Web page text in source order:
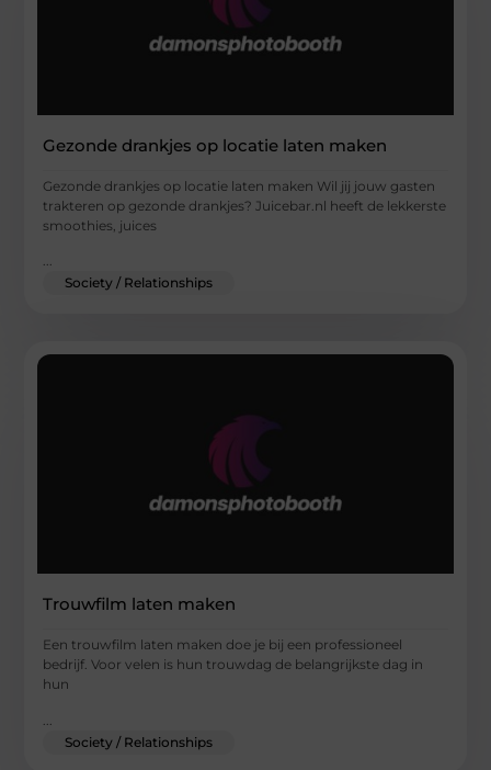
Gezonde drankjes op locatie laten maken
Gezonde drankjes op locatie laten maken Wil jij jouw gasten
trakteren op gezonde drankjes? Juicebar.nl heeft de lekkerste
smoothies, juices
...
Society / Relationships
Trouwfilm laten maken
Een trouwfilm laten maken doe je bij een professioneel
bedrijf. Voor velen is hun trouwdag de belangrijkste dag in
hun
Society / Relationships